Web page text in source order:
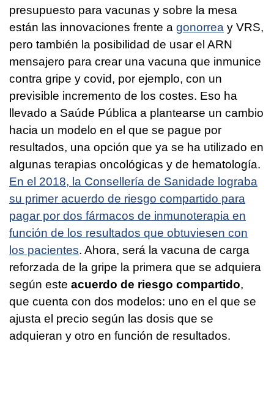
presupuesto para vacunas y sobre la mesa
están las innovaciones frente a gonorrea y VRS,
pero también la posibilidad de usar el ARN
mensajero para crear una vacuna que inmunice
contra gripe y covid, por ejemplo, con un
previsible incremento de los costes. Eso ha
llevado a Saúde Pública a plantearse un cambio
hacia un modelo en el que se pague por
resultados, una opción que ya se ha utilizado en
algunas terapias oncológicas y de hematología.
En el 2018, la Consellería de Sanidade lograba
su primer acuerdo de riesgo compartido para
pagar por dos fármacos de inmunoterapia en
función de los resultados que obtuviesen con
los pacientes. Ahora, será la vacuna de carga
reforzada de la gripe la primera que se adquiera
según este acuerdo de riesgo compartido,
que cuenta con dos modelos: uno en el que se
ajusta el precio según las dosis que se
adquieran y otro en función de resultados.